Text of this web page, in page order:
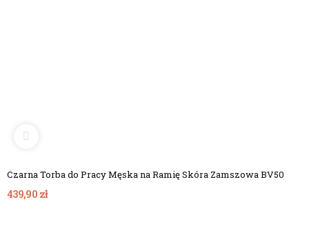
Czarna Torba do Pracy Męska na Ramię Skóra Zamszowa BV50
439,90 zł